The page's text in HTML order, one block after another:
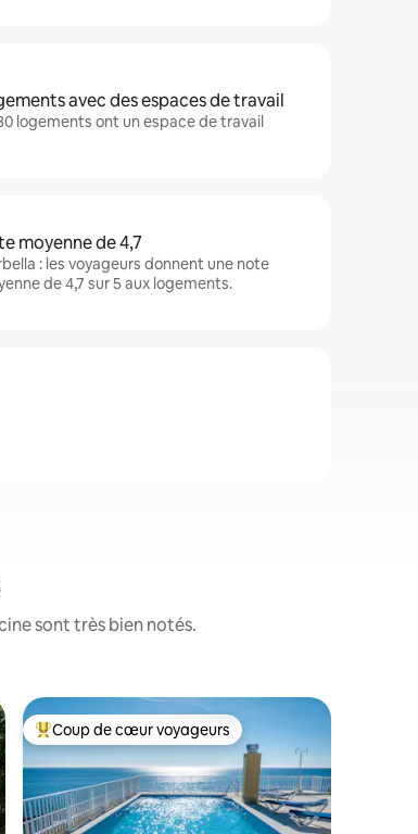
avec des espaces de travail
logements ont un espace de travail
moyenne de 4,7
: les voyageurs donnent une note
de 4,7 sur 5 aux logements.
sont très bien notés.
Coup de cœur voyageurs parmi les plus aimés
Coup de cœur voyageurs